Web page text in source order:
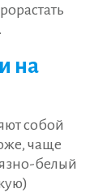
на
собой
чаще
белый